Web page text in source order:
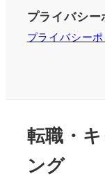
プライバシー
プライバシー
転職・
ング